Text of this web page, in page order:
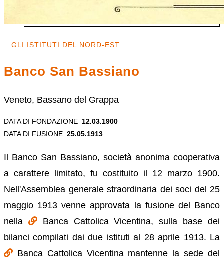
GLI ISTITUTI DEL NORD-EST
Banco San Bassiano
Veneto, Bassano del Grappa
DATA DI FONDAZIONE 12.03.1900
DATA DI FUSIONE 25.05.1913
Il Banco San Bassiano, società anonima cooperativa
a carattere limitato, fu costituito il 12 marzo 1900.
Nell'Assemblea generale straordinaria dei soci del 25
maggio 1913 venne approvata la fusione del Banco
nella
Banca Cattolica Vicentina, sulla base dei
bilanci compilati dai due istituti al 28 aprile 1913. La
Banca Cattolica Vicentina mantenne la sede del